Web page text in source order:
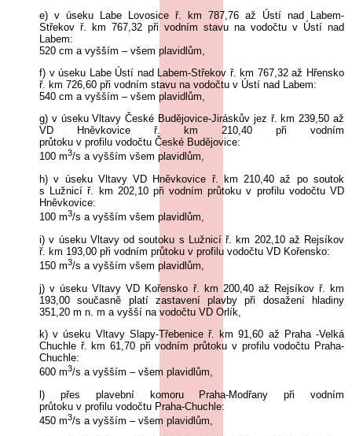
e) v úseku Labe Lovosice ř. km 787,76 až Ústí nad Labem-
Střekov ř. km 767,32 při vodním stavu na vodočtu v Ústí nad
Labem:
520 cm a vyšším – všem plavidlům,
f) v úseku Labe Ústí nad Labem-Střekov ř. km 767,32 až Hřensko
ř. km 726,60 při vodním stavu na vodočtu v Ústí nad Labem:
540 cm a vyšším – všem plavidlům,
g) v úseku Vltavy České Budějovice-Jiráskův jez ř. km 239,50 až
VD Hněvkovice ř. km 210,40 při vodním
průtoku v profilu vodočtu České Budějovice:
100 m3/s a vyšším všem plavidlům,
h) v úseku Vltavy VD Hněvkovice ř. km 210,40 až po soutok
s Lužnicí ř. km 202,10 při vodním průtoku v profilu vodočtu VD
Hněvkovice:
100 m3/s a vyšším všem plavidlům,
i) v úseku Vltavy od soutoku s Lužnicí ř. km 202,10 až Rejsíkov
ř. km 193,00 při vodním průtoku v profilu vodočtu VD Kořensko:
150 m3/s a vyšším všem plavidlům,
j) v úseku Vltavy VD Kořensko ř. km 200,40 až Rejsíkov ř. km
193,00 současně platí zastavení plavby při dosažení hladiny
351,20 m n. m a vyšší na vodočtu VD Orlík,
k) v úseku Vltavy Slapy-Třebenice ř. km 91,60 až Praha -Velká
Chuchle ř. km 61,70 při vodním průtoku v profilu vodočtu Praha-
Chuchle:
600 m3/s a vyšším – všem plavidlům,
l) přes plavební komoru Praha-Modřany při vodním
průtoku v profilu vodočtu Praha-Chuchle:
450 m3/s a vyšším – všem plavidlům,